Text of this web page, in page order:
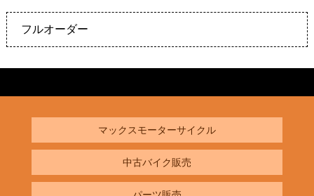
フルオーダー
マックスモーターサイクル
中古バイク販売